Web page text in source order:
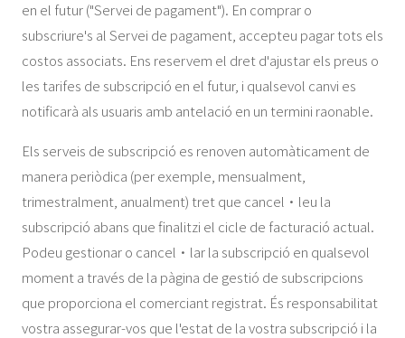
en el futur ("Servei de pagament"). En comprar o
subscriure's al Servei de pagament, accepteu pagar tots els
costos associats. Ens reservem el dret d'ajustar els preus o
les tarifes de subscripció en el futur, i qualsevol canvi es
notificarà als usuaris amb antelació en un termini raonable.
Els serveis de subscripció es renoven automàticament de
manera periòdica (per exemple, mensualment,
trimestralment, anualment) tret que cancel·leu la
subscripció abans que finalitzi el cicle de facturació actual.
Podeu gestionar o cancel·lar la subscripció en qualsevol
moment a través de la pàgina de gestió de subscripcions
que proporciona el comerciant registrat. És responsabilitat
vostra assegurar-vos que l'estat de la vostra subscripció i la